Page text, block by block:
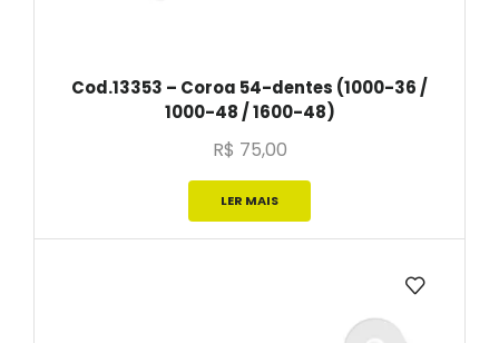
Cod.13353 – Coroa 54-dentes (1000-36 /
1000-48 / 1600-48)
R$ 75,00
LER MAIS